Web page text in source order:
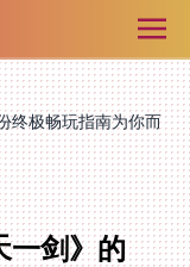
终极畅玩指南为你而
一剑》的
南为你而